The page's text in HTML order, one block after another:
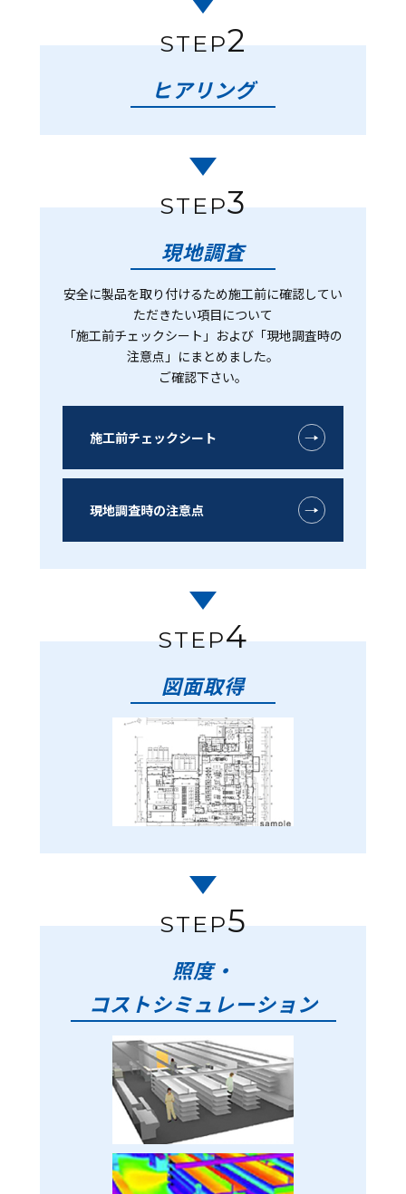
STEP2
ヒアリング
STEP3
現地調査
安全に製品を取り付けるため施工前に確認してい
ただきたい項目について
「施工前チェックシート」および「現地調査時の
注意点」にまとめました。
ご確認下さい。
施工前チェックシート
現地調査時の注意点
STEP4
図面取得
STEP5
照度・
コストシミュレーション